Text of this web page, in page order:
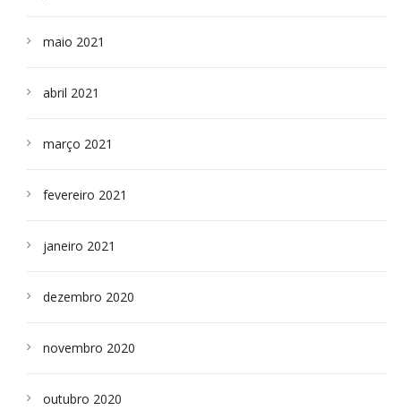
maio 2021
abril 2021
março 2021
fevereiro 2021
janeiro 2021
dezembro 2020
novembro 2020
outubro 2020